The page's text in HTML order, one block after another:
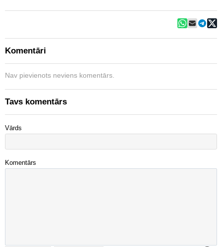
Komentāri
Nav pievienots neviens komentārs.
Tavs komentārs
Vārds
Komentārs